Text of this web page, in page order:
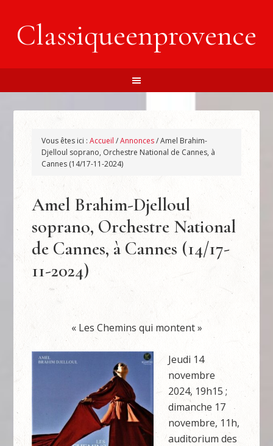
Classiqueenprovence
Vous êtes ici :Accueil /Annonces/Amel Brahim-
Djelloul soprano, Orchestre National de Cannes, à
Cannes (14/17-11-2024)
Amel Brahim-Djelloul
soprano, Orchestre National
de Cannes, à Cannes (14/17-
11-2024)
« Les Chemins qui montent »
Jeudi 14
novembre
2024, 19h15 ;
dimanche 17
novembre, 11h,
auditorium des